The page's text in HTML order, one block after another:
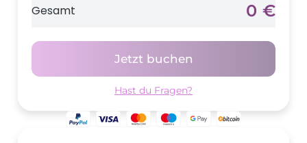
Gesamt 0 €
Jetzt buchen
Hast du Fragen?